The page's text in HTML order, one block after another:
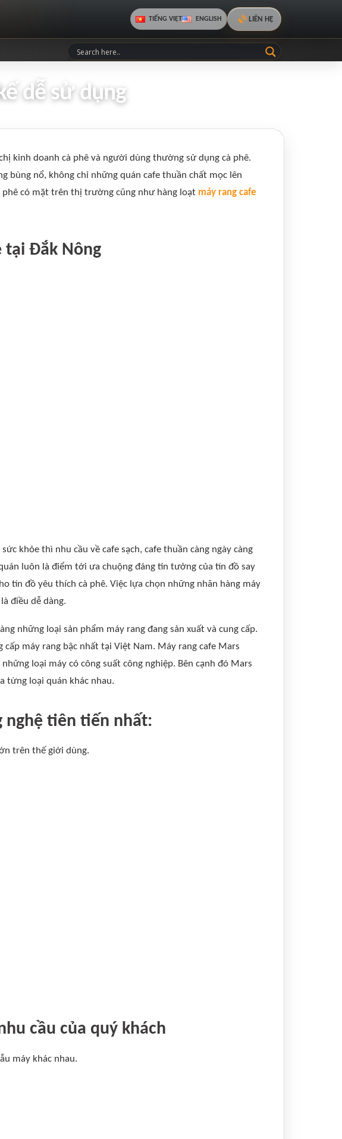
TIẾNG VIỆT ENGLISH LIÊN HỆ
dễ sử dụng
kinh doanh cà phê và người dùng thường sử dụng cà phê.
bùng nổ, không chỉ những quán cafe thuần chất mọc lên
phê có mặt trên thị trường cũng như hàng loạt máy rang cafe
tại Đắk Nông
khỏe thì nhu cầu về cafe sạch, cafe thuần càng ngày càng
luôn là điểm tới ưa chuộng đáng tin tưởng của tín đồ say
tín đồ yêu thích cà phê. Việc lựa chọn những nhãn hàng máy
điều dễ dàng.
những loại sản phẩm máy rang đang sản xuất và cung cấp.
máy rang bậc nhất tại Việt Nam. Máy rang cafe Mars
loại máy có công suất công nghiệp. Bên cạnh đó Mars
từng loại quán khác nhau.
nghệ tiên tiến nhất:
trên thế giới dùng.
cầu của quý khách
máy khác nhau.